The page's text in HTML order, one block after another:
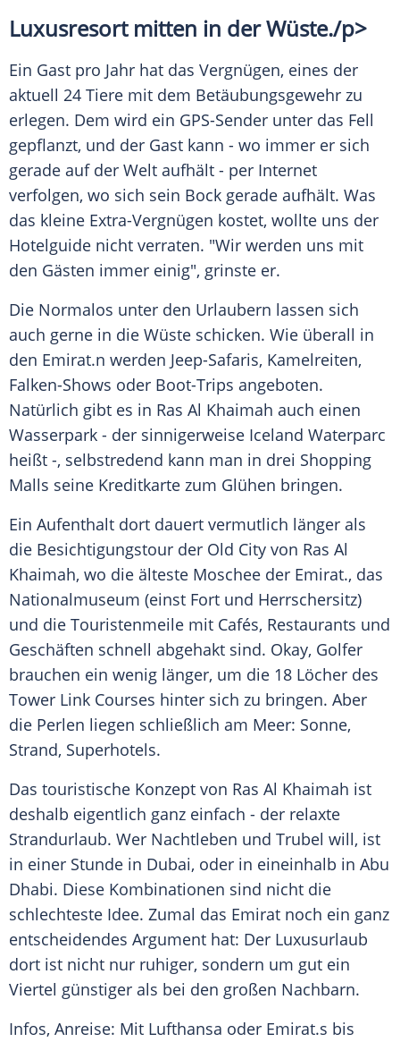
Luxusresort mitten in derWüste./p>
Ein Gast pro Jahr hat das Vergnügen, eines der
aktuell 24 Tiere mit dem Betäubungsgewehr zu
erlegen. Dem wird ein GPS-Sender unter das Fell
gepflanzt, und der Gast kann - wo immer er sich
gerade auf der Welt aufhält - per Internet
verfolgen, wo sich sein Bock gerade aufhält. Was
das kleine Extra-Vergnügen kostet, wollte uns der
Hotelguide nicht verraten. "Wir werden uns mit
den Gästen immer einig", grinste er.
Die Normalos unter den Urlaubern lassen sich
auch gerne in die Wüste schicken. Wie überall in
den Emirat.n werden Jeep-Safaris, Kamelreiten,
Falken-Shows oder Boot-Trips angeboten.
Natürlich gibt es in Ras Al Khaimah auch einen
Wasserpark - der sinnigerweise Iceland Waterparc
heißt -, selbstredend kann man in drei Shopping
Malls seine Kreditkarte zum Glühen bringen.
Ein Aufenthalt dort dauert vermutlich länger als
die Besichtigungstour der Old City von Ras Al
Khaimah, wo die älteste Moschee der Emirat., das
Nationalmuseum (einst Fort und Herrschersitz)
und die Touristenmeile mit Cafés, Restaurants und
Geschäften schnell abgehakt sind. Okay, Golfer
brauchen ein wenig länger, um die 18 Löcher des
Tower Link Courses hinter sich zu bringen. Aber
die Perlen liegen schließlich am Meer: Sonne,
Strand, Superhotels.
Das touristische Konzept von Ras Al Khaimah ist
deshalb eigentlich ganz einfach - der relaxte
Strandurlaub. Wer Nachtleben und Trubel will, ist
in einer Stunde in Dubai, oder in eineinhalb in Abu
Dhabi. Diese Kombinationen sind nicht die
schlechteste Idee. Zumal das Emirat noch ein ganz
entscheidendes Argument hat: Der Luxusurlaub
dort ist nicht nur ruhiger, sondern um gut ein
Viertel günstiger als bei den großen Nachbarn.
Infos, Anreise: Mit Lufthansa oder Emirat.s bis